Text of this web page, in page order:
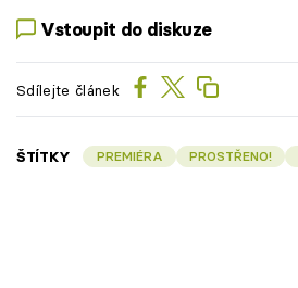
Vstoupit do diskuze
Sdílejte článek
ŠTÍTKY PREMIÉRA PROSTŘENO!